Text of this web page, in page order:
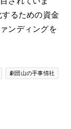
るための資金
ンディングを
劇団山の手事情社